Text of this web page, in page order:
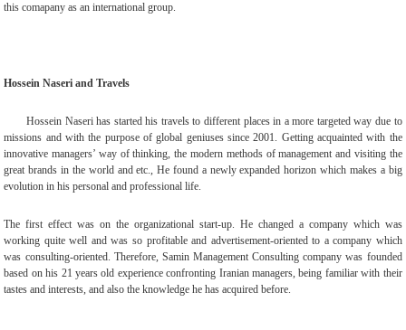
this comapany as an international group.
Hossein Naseri and Travels
Hossein Naseri has started his travels to different places in a more targeted way due to
missions and with the purpose of global geniuses since 2001. Getting acquainted with the
innovative managers’ way of thinking, the modern methods of management and visiting the
great brands in the world and etc., He found a newly expanded horizon which makes a big
evolution in his personal and professional life.
The first effect was on the organizational start-up. He changed a company which was
working quite well and was so profitable and advertisement-oriented to a company which
was consulting-oriented. Therefore, Samin Management Consulting company was founded
based on his 21 years old experience confronting Iranian managers, being familiar with their
tastes and interests, and also the knowledge he has acquired before.